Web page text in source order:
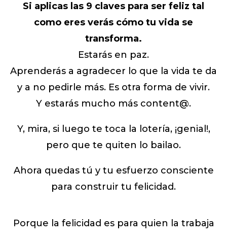
Si aplicas las 9 claves para ser feliz tal
como eres verás cómo tu vida se
transforma.
Estarás en paz.
Aprenderás a agradecer lo que la vida te da
y a no pedirle más. Es otra forma de vivir.
Y estarás mucho más content@.
Y, mira, si luego te toca la lotería, ¡genial!,
pero que te quiten lo bailao.
Ahora quedas tú y tu esfuerzo consciente
para construir tu felicidad.
Porque la felicidad es para quien la trabaja